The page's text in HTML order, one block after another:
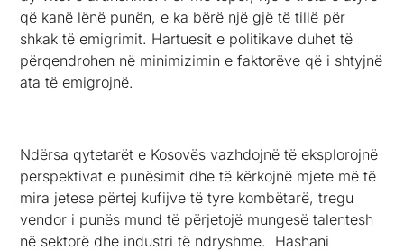
që kanë lënë punën, e ka bërë një gjë të tillë për
shkak të emigrimit. Hartuesit e politikave duhet të
përqendrohen në minimizimin e faktorëve që i shtyjnë
ata të emigrojnë.
Ndërsa qytetarët e Kosovës vazhdojnë të eksplorojnë
perspektivat e punësimit dhe të kërkojnë mjete më të
mira jetese përtej kufijve të tyre kombëtarë, tregu
vendor i punës mund të përjetojë mungesë talentesh
në sektorë dhe industri të ndryshme. Hashani